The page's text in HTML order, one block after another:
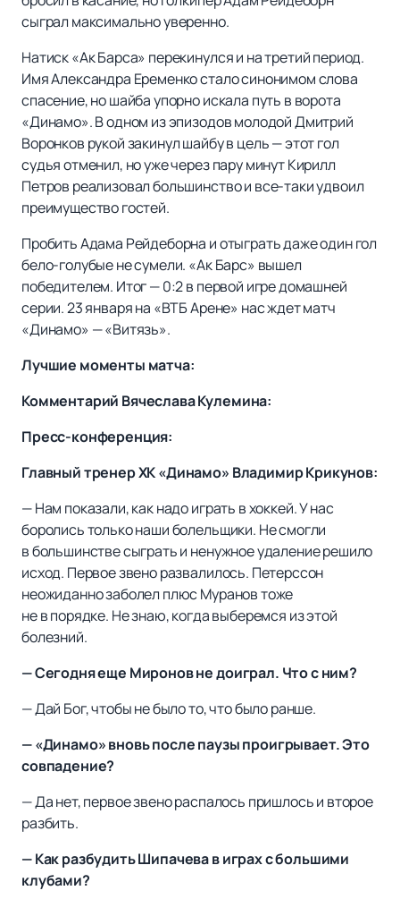
сыграл максимально уверенно.
Натиск «Ак Барса» перекинулся и на третий период.
Имя Александра Еременко стало синонимом слова
спасение, но шайба упорно искала путь в ворота
«Динамо». В одном из эпизодов молодой Дмитрий
Воронков рукой закинул шайбу в цель — этот гол
судья отменил, но уже через пару минут Кирилл
Петров реализовал большинство и все-таки удвоил
преимущество гостей.
Пробить Адама Рейдеборна и отыграть даже один гол
бело-голубые не сумели. «Ак Барс» вышел
победителем. Итог — 0:2 в первой игре домашней
серии. 23 января на «ВТБ Арене» нас ждет матч
«Динамо» — «Витязь».
Лучшие моменты матча:
Комментарий Вячеслава Кулемина:
Пресс-конференция:
Главный тренер ХК «Динамо» Владимир Крикунов:
— Нам показали, как надо играть в хоккей. У нас
боролись только наши болельщики. Не смогли
в большинстве сыграть и ненужное удаление решило
исход. Первое звено развалилось. Петерссон
неожиданно заболел плюс Муранов тоже
не в порядке. Не знаю, когда выберемся из этой
болезний.
— Сегодня еще Миронов не доиграл. Что с ним?
— Дай Бог, чтобы не было то, что было ранше.
— «Динамо» вновь после паузы проигрывает. Это
совпадение?
— Да нет, первое звено распалось пришлось и второе
разбить.
— Как разбудить Шипачева в играх с большими
клубами?